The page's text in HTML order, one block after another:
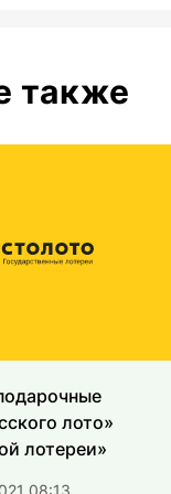
также
лото»
лотереи»
08:13